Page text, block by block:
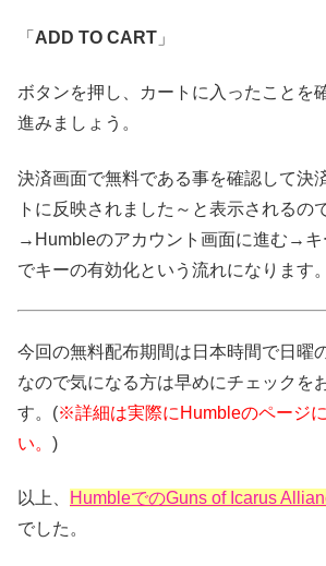
「 ADD TO CART 」
ボタンを押し、カートに入ったことを
進みましょう。
決済画面で無料である事を確認して決
トに反映されました～と表示されるの
→Humbleのアカウント画面に進む→
でキーの有効化という流れになります。
今回の無料配布期間は日本時間で日曜
なので気になる方は早めにチェックを
す。(※詳細は実際にHumbleのページ
い。 )
以上、 HumbleでのGuns of Icarus
でした。